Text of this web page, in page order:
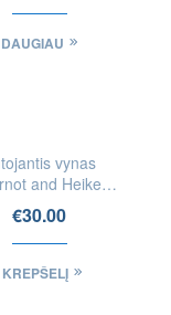
DAUGIAU
vynas
and Heike
Oh When The
Saints Pét-Nat
€30.00